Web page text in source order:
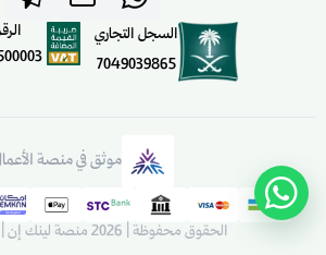
السجل التجاري
7049039865
موثق في منصة
الحقوق محفوظة | 2026 منصة لينك إن | Linkin.sa